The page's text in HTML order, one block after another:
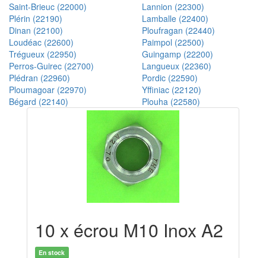
Saint-Brieuc (22000)
Lannion (22300)
Plérin (22190)
Lamballe (22400)
Dinan (22100)
Ploufragan (22440)
Loudéac (22600)
Paimpol (22500)
Trégueux (22950)
Guingamp (22200)
Perros-Guirec (22700)
Langueux (22360)
Plédran (22960)
Pordic (22590)
Ploumagoar (22970)
Yffiniac (22120)
Bégard (22140)
Plouha (22580)
10 x écrou M10 Inox A2
En stock